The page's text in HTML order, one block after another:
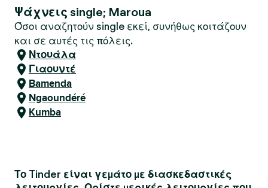
Ψάχνεις single; Maroua
Όσοι αναζητούν single εκεί, συνήθως κοιτάζουν
και σε αυτές τις πόλεις.
Ντουάλα
Γιαουντέ
Bamenda
Ngaoundéré
Kumba
Το Tinder είναι γεμάτο με διασκεδαστικές